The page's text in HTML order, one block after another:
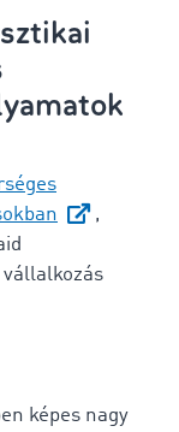
,
képes nagy